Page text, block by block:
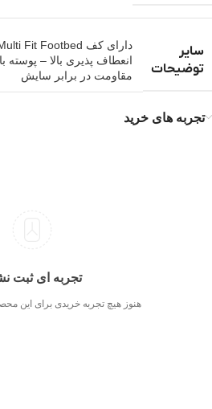
سایر
توضیحات
مقاومت در برابر سایش
تجربه های خرید
تجربه ای ثبت
هنوز هیچ تجربه خریدی برای این